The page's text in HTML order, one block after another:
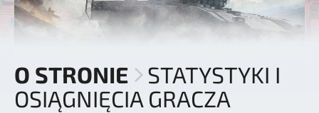
O STRONIE
STATYSTYKI I
OSIĄGNIĘCIA GRACZA